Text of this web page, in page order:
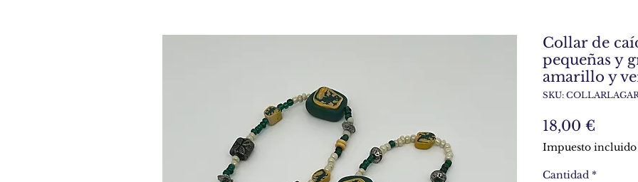
Collar de
pequeñas y
amarillo y
SKU:
18,00 €
Impuesto incluido
Cantidad *